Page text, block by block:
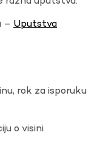
– Uputstva
rok za isporuku
o visini